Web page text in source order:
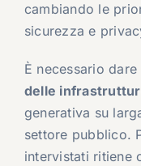
cambiando le
sicurezza e
È necessario
delle
generativa su
settore pubblico.
intervistati ritiene